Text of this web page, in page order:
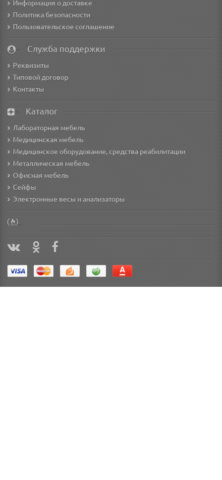
Информация о доставке
Политика безопасности
Пользовательское соглашение
Служба поддержки
Реквизиты
Типовой договор
Контакты
Каталог
Лабораторная мебель
Медицинская мебель
Медицинское оборудование, средства реабилитации
Металлическая мебель
Офисная мебель
Сейфы
Электронные весы и анализаторы